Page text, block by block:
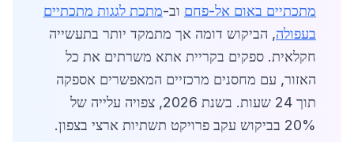
מתכתיים באום אל-פחם וב-מתכת לגגות מתכתיים
בעפולה, הביקוש דומה אך מתמקד יותר בתעשייה
חקלאית. ספקים בקריית אתא משרתים את כל
האזור, עם מחסנים מרכזיים המאפשרים אספקה
תוך 24 שעות. בשנת 2026, צפויה עלייה של
20% בביקוש עקב פרויקט תשתיות ארצי בצפון.